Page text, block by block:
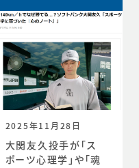
ます。第一回のトレー
ニングの様子や受講
者のインタビューが
掲載されました。htt
ps://www.jaaf.or.
jp/news/a
友久「野球はアー
トとサイエンスで
す」【FRIDAY…
2025年11月28日
大関友久投手が「ス
ポーツ心理学」や「魂